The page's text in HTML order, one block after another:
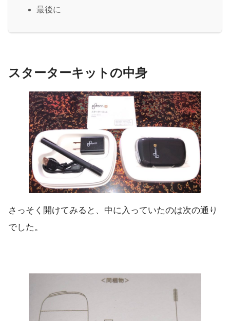
最後に
スターターキットの中身
さっそく開けてみると、中に入っていたのは次の通り
でした。